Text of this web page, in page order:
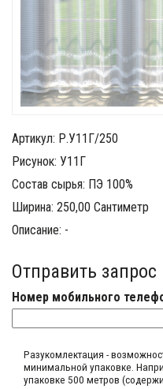
Артикул: Р.У11Г/250
Рисунок: У11Г
Состав сырья: ПЭ 100%
Ширина: 250,00 Сантиметр
Описание: -
Отправить запрос
Номер мобильного
Разукомлектация -
минимальной упаковке.
упаковке 500 метров